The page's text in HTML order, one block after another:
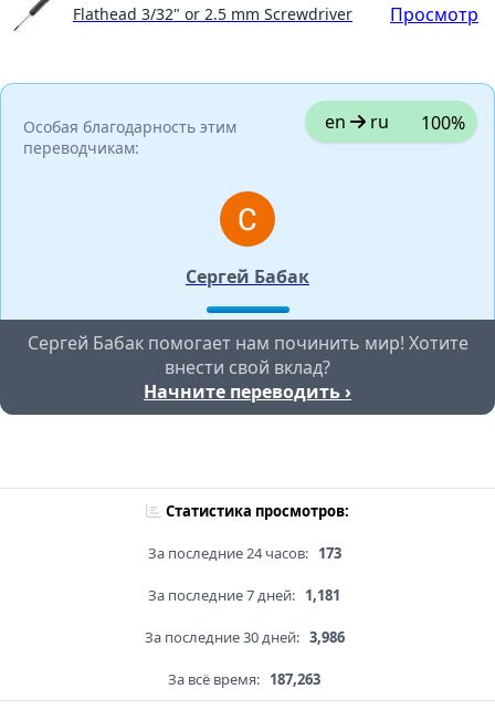
Flathead 3/32" or 2.5 mm Screwdriver Просмотр
Особая благодарность этим
переводчикам:
en ru 100%
Сергей Бабак
Сергей Бабак помогает нам починить мир! Хотите
внести свой вклад?
Начните переводить ›
Статистика просмотров:
За последние 24 часов: 173
За последние 7 дней: 1,181
За последние 30 дней: 3,986
За всё время: 187,263